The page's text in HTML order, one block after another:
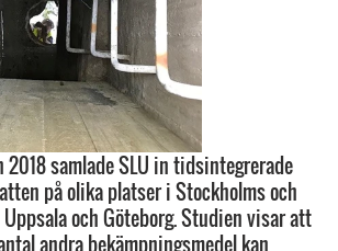
2018 samlade SLU in tidsintegrerade
på olika platser i Stockholms och
och Göteborg. Studien visar att
andra bekämpningsmedel kan